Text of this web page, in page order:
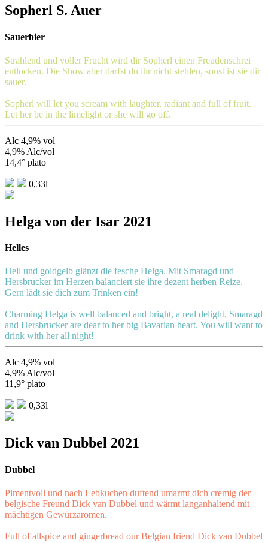
Sopherl S. Auer
Sauerbier
Strahlend und voller Frucht wird dir Sopherl einen Freudenschrei
entlocken. Die Show aber darfst du ihr nicht stehlen, sonst ist sie dir
sauer.
Sopherl will let you scream with laughter, radiant and full of fruit.
Let her be in the limelight or she will go off.
Alc 4,9% vol
4,9% Alc/vol
14,4° plato
0,33l
Helga von der Isar 2021
Helles
Hell und goldgelb glänzt die fesche Helga. Mit Smaragd und
Hersbrucker im Herzen balanciert sie ihre dezent herben Reize.
Gern lädt sie dich zum Trinken ein!
Charming Helga is well balanced and bright, a real delight. Smaragd
and Hersbrucker are dear to her big Bavarian heart. You will want to
drink with her all night!
Alc 4,9% vol
4,9% Alc/vol
11,9° plato
0,33l
Dick van Dubbel 2021
Dubbel
Pimentvoll und nach Lebkuchen duftend umarmt dich cremig der
belgische Freund Dick van Dubbel und wärmt langanhaltend mit
mächtigen Gewürzaromen.
Full of allspice and gingerbread our Belgian friend Dick van Dubbel